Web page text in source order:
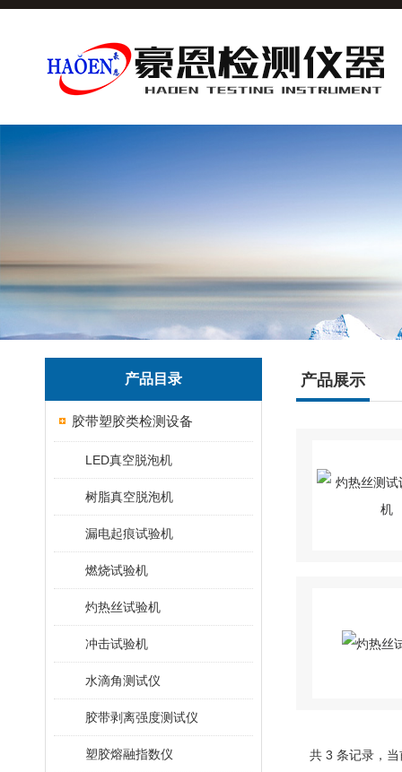
产品目录
胶带塑胶类检测设备
LED真空脱泡机
树脂真空脱泡机
漏电起痕试验机
燃烧试验机
灼热丝试验机
冲击试验机
水滴角测试仪
胶带剥离强度测试仪
塑胶熔融指数仪
产品展示
共 3 条记录，